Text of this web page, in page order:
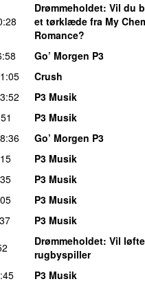
Drømmeholdet: Vil du
et tørklæde fra My
Romance?
Go’ Morgen P3
Crush
P3 Musik
P3 Musik
Go’ Morgen P3
P3 Musik
P3 Musik
P3 Musik
P3 Musik
Drømmeholdet: Vil
rugbyspiller
P3 Musik